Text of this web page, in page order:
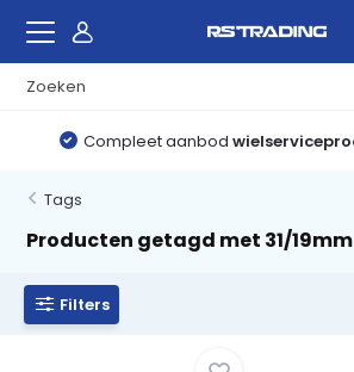
Compleet aanbod
Tags
Producten getagd met 31/19mm
Filters